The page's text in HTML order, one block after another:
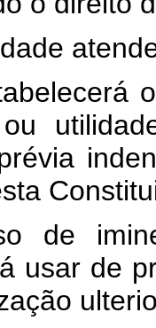
de
usar de